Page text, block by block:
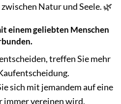
Natur und Seele. 🌿
einem geliebten Menschen
treffen Sie mehr
sich mit jemandem auf eine
immer vereinen wird.